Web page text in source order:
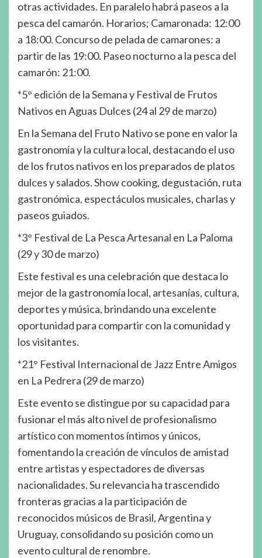
otras actividades. En paralelo habrá paseos a la
pesca del camarón. Horarios; Camaronada: 12:00
a 18:00. Concurso de pelada de camarones: a
partir de las 19:00. Paseo nocturno a la pesca del
camarón: 21:00.
*5° edición de la Semana y Festival de Frutos
Nativos en Aguas Dulces (24 al 29 de marzo)
En la Semana del Fruto Nativo se pone en valor la
gastronomía y la cultura local, destacando el uso
de los frutos nativos en los preparados de platos
dulces y salados. Show cooking, degustación, ruta
gastronómica, espectáculos musicales, charlas y
paseos guiados.
*3° Festival de La Pesca Artesanal en La Paloma
(29 y 30 de marzo)
Este festival es una celebración que destaca lo
mejor de la gastronomía local, artesanías, cultura,
deportes y música, brindando una excelente
oportunidad para compartir con la comunidad y
los visitantes.
*21° Festival Internacional de Jazz Entre Amigos
en La Pedrera (29 de marzo)
Este evento se distingue por su capacidad para
fusionar el más alto nivel de profesionalismo
artístico con momentos íntimos y únicos,
fomentando la creación de vínculos de amistad
entre artistas y espectadores de diversas
nacionalidades. Su relevancia ha trascendido
fronteras gracias a la participación de
reconocidos músicos de Brasil, Argentina y
Uruguay, consolidando su posición como un
evento cultural de renombre.